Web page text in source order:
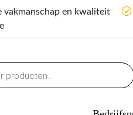
vakmanschap en kwaliteit